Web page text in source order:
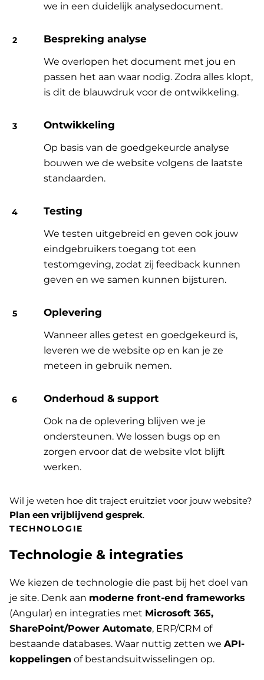
we in een duidelijk analysedocument.
Bespreking analyse
We overlopen het document met jou en
passen het aan waar nodig. Zodra alles klopt,
is dit de blauwdruk voor de ontwikkeling.
Ontwikkeling
Op basis van de goedgekeurde analyse
bouwen we de website volgens de laatste
standaarden.
Testing
We testen uitgebreid en geven ook jouw
eindgebruikers toegang tot een
testomgeving, zodat zij feedback kunnen
geven en we samen kunnen bijsturen.
Oplevering
Wanneer alles getest en goedgekeurd is,
leveren we de website op en kan je ze
meteen in gebruik nemen.
Onderhoud & support
Ook na de oplevering blijven we je
ondersteunen. We lossen bugs op en
zorgen ervoor dat de website vlot blijft
werken.
Wil je weten hoe dit traject eruitziet voor jouw website?
Plan een vrijblijvend gesprek.
TECHNOLOGIE
Technologie & integraties
We kiezen de technologie die past bij het doel van
je site. Denk aan moderne front-end frameworks
(Angular) en integraties met Microsoft 365,
SharePoint/Power Automate, ERP/CRM of
bestaande databases. Waar nuttig zetten we API-
koppelingen of bestandsuitwisselingen op.